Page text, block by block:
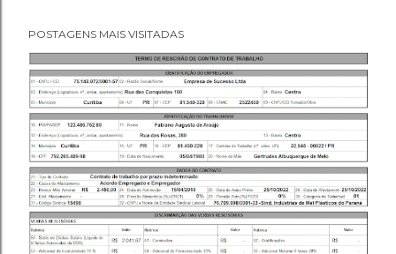
POSTAGENS MAIS VISITADAS